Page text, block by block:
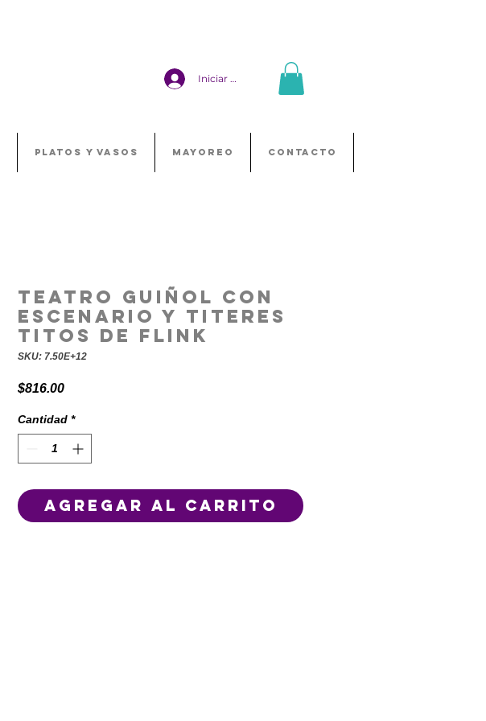
Iniciar sesión
PLATOS Y VASOS MAYOREO CONTACTO
Teatro Guiñol Con
Escenario Y Titeres
Titos De Flink
SKU: 7.50E+12
$816.00Precio
Cantidad *
Agregar al carrito